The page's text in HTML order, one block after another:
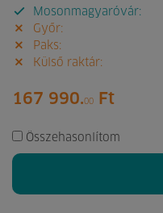
Mosonmagyaróvár:
Győr:
Paks:
Külső raktár:
167 990.00 Ft
Összehasonlítom